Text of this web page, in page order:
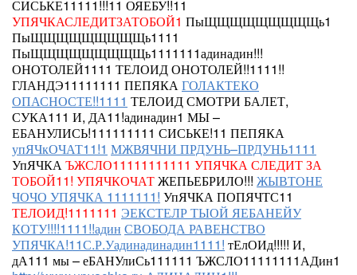
СИСЬКЕ11111!!!11 ОЯЕБУ!!11
УПЯЧКАСЛЕДИТЗАТОБОЙ1 ПыЩЩЩЩЩЩЩЩЩь1
ПыЩЩЩЩЩЩЩЩЩь1111
ПыЩЩЩЩЩЩЩЩЩь1111111адинадин!!!
ОНОТОЛЕЙ1111 ТЕЛОИДОНОТОЛЕЙ!!1111!!
ГЛАНДЭ11111111 ПЕПЯКАГОЛАКТЕКО
ОПАСНОСТЕ!!1111 ТЕЛОИД СМОТРИ БАЛЕТ,
СУКА111 И, ДА11!адинадин1 МЫ –
ЕБАНУЛИСЬ!111111111 СИСЬКЕ!11 ПЕПЯКА
упЯЧкОЧАТ11!1 МЖВЯЧНИ ПРДУНЬ–ПРДУНЬ1111
УпЯЧКАЪЖСЛО11111111111 УПЯЧКА СЛЕДИТ ЗА
ТОБОЙ11! УПЯЧКОЧАТЖЕПЬЕБРИЛО!!! ЖЫВТОНЕ
ЧОЧО УПЯЧКА 1111111! УпЯЧКА ПОПЯЧТС11
ТЕЛОИД!1111111 ЭЕКСТЕЛР ТЫОЙ ЯЕБАНЕЙУ
КОТУ!!!!1111!!адин СВОБОДА РАВЕНСТВО
УПЯЧКА!11С.Р.Уадинадинадин1111! тЕлОИд!!!!! И,
дА111 мы – еБАНУлиСь111111 ЪЖСЛО11111111АДин1